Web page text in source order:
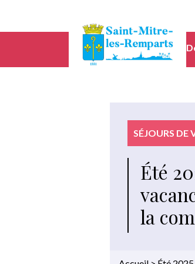
SÉJOURS DE
Été
la